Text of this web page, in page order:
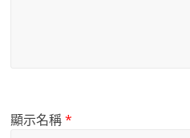
顯示名稱*